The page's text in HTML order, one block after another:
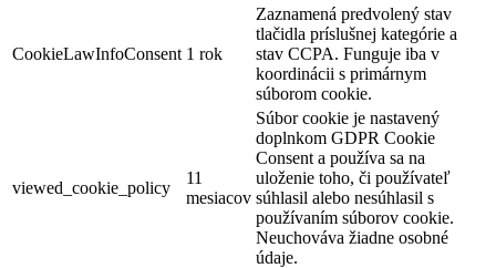
CookieLawInfoConsent 1 rok
Zaznamená predvolený stav
tlačidla príslušnej kategórie a
stav CCPA. Funguje iba v
koordinácii s primárnym
súborom cookie.
viewed_cookie_policy
11
mesiacov
Súbor cookie je nastavený
doplnkom GDPR Cookie
Consent a používa sa na
uloženie toho, či používateľ
súhlasil alebo nesúhlasil s
používaním súborov cookie.
Neuchováva žiadne osobné
údaje.